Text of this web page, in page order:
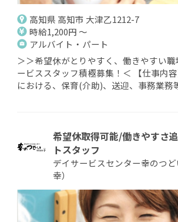
高知県 高知市 大津乙1212-7
時給1,200円 ～
アルバイト・パート
＞＞希望休がとりやすく、働きやすい
ービススタッフ積極募集！＜ 【仕事内
における、保育(介助)、送迎、事務業務
希望休取得可能/働きやすさ
トスタッフ
デイサービスセンター幸のつ
幸）